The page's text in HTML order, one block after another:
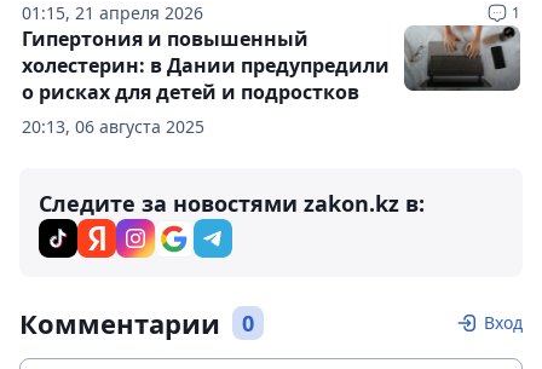
01:15, 21 апреля 2026 1
20:13, 06 августа 2025
Гипертония и повышенный
холестерин: в Дании предупредили
о рисках для детей и подростков
Следите за новостями zakon.kz в:
Комментарии 0 Вход